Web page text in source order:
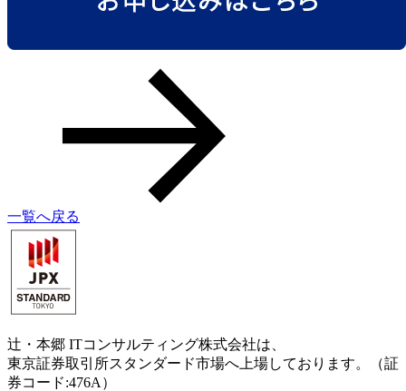
一覧へ戻る
辻・本郷 ITコンサルティング株式会社は、
東京証券取引所スタンダード市場へ上場しております。（証
券コード:476A）